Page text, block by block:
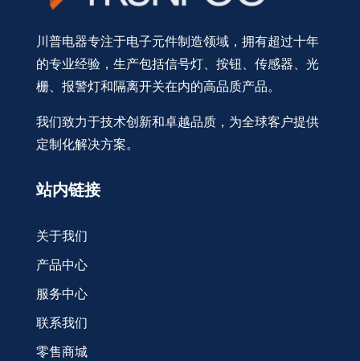
川普电器专注于电子元件制造领域，拥有超过十年
的专业经验，生产包括信号灯、按钮、传感器、光
栅、报警灯和隔离开关在内的高品质产品。
我们致力于技术创新和卓越品质，为全球客户提供
定制化解决方案。
站内链接
关于我们
产品中心
服务中心
联系我们
零售商城